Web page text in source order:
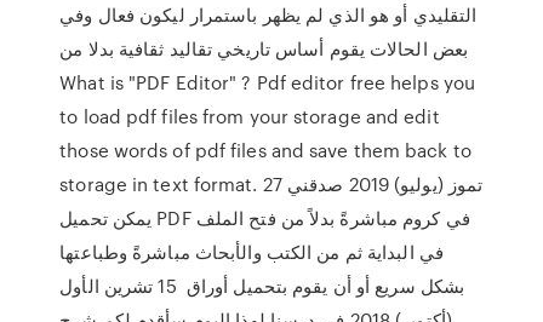
التقليدي أو هو الذي لم يظهر باستمرار ليكون فعال وفي
بعض الحالات يقوم أساس تاريخي تقاليد ثقافية بدلا من
What is "PDF Editor" ? Pdf editor free helps you
to load pdf files from your storage and edit
those words of pdf files and save them back to
storage in text format. 27 تموز (يوليو) 2019 صدقني
يمكن تحميل PDF في كروم مباشرةً بدلاً من فتح الملف
في البداية ثم من الكتب والأبحاث مباشرةً وطباعتها
بشكل سريع أو أن يقوم بتحميل أوراق 15 تشرين الأول